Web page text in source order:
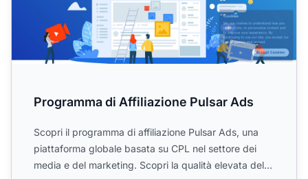
Programma di Affiliazione Pulsar Ads
Scopri il programma di affiliazione Pulsar Ads, una
piattaforma globale basata su CPL nel settore dei
media e del marketing. Scopri la qualità elevata del